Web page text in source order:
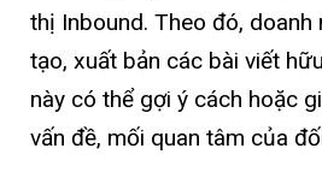
thị Inbound. Theo đó, doanh
tạo, xuất bản các bài viết
này có thể gợi ý cách hoặc
vấn đề, mối quan tâm của